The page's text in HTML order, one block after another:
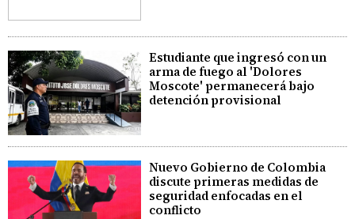
Estudiante que ingresó con un
arma de fuego al 'Dolores
Moscote' permanecerá bajo
detención provisional
Nuevo Gobierno de Colombia
discute primeras medidas de
seguridad enfocadas en el
conflicto